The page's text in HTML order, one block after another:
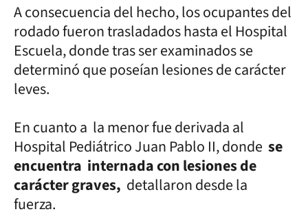
A consecuencia del hecho, los ocupantes del
rodado fueron trasladados hasta el Hospital
Escuela, donde tras ser examinados se
determinó que poseían lesiones de carácter
leves.
En cuanto a la menor fue derivada al
Hospital Pediátrico Juan Pablo II, donde se
encuentra internada con lesiones de
carácter graves, detallaron desde la
fuerza.